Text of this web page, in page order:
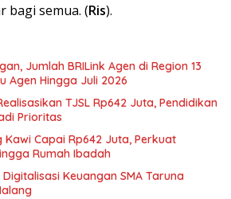
bagi semua. (Ris).
Jumlah BRILink Agen di Region 13
Agen Hingga Juli 2026
TJSL Rp642 Juta, Pendidikan
Prioritas
Kawi Capai Rp642 Juta, Perkuat
Rumah Ibadah
Keuangan SMA Taruna